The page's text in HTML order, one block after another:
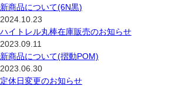
新商品について(6N黒)
2024.10.23
ハイトレル丸棒在庫販売のお知らせ
2023.09.11
新商品について(摺動POM)
2023.06.30
定休日変更のお知らせ